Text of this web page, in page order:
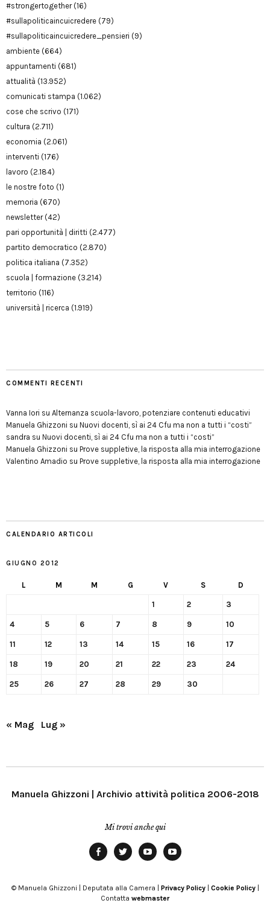
#strongertogether(16)
#sullapoliticaincuicredere (79)
#sullapoliticaincuicredere_pensieri (9)
ambiente (664)
appuntamenti (681)
attualità (13.952)
comunicati stampa (1.062)
cose che scrivo (171)
cultura (2.711)
economia (2.061)
interventi (176)
lavoro (2.184)
le nostre foto (1)
memoria (670)
newsletter(42)
pari opportunità | diritti (2.477)
partito democratico (2.870)
politica italiana (7.352)
scuola | formazione (3.214)
territorio (116)
università | ricerca (1.919)
COMMENTI RECENTI
Vanna Iori su Alternanza scuola-lavoro, potenziare contenuti educativi
Manuela Ghizzoni su Nuovi docenti, sì ai 24 Cfu ma non a tutti i “costi”
sandra su Nuovi docenti, sì ai 24 Cfu ma non a tutti i “costi”
Manuela Ghizzoni su Prove suppletive, la risposta alla mia interrogazione
Valentino Amadio su Prove suppletive, la risposta alla mia interrogazione
CALENDARIO ARTICOLI
GIUGNO 2012
L M M G V S D
1 2 3
4 5 6 7 8 9 10
11 12 13 14 15 16 17
18 19 20 21 22 23 24
25 26 27 28 29 30
« Mag Lug »
Manuela Ghizzoni | Archivio attività politica 2006-2018
Mi trovi anche qui
Modena
© Manuela Ghizzoni | Deputata alla Camera | Privacy Policy| Cookie Policy|
Contatta webmaster